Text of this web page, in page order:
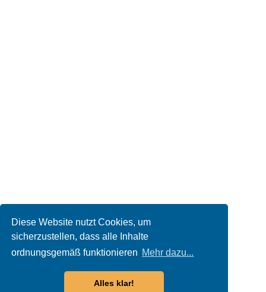
Diese Website nutzt Cookies, um
sicherzustellen, dass alle Inhalte
ordnungsgemäß funktionieren Mehr dazu...
Alles klar!